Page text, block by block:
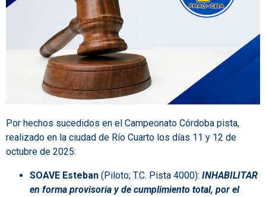
Por hechos sucedidos en el Campeonato Córdoba pista,
realizado en la ciudad de Río Cuarto los días 11 y 12 de
octubre de 2025:
SOAVE Esteban (Piloto; T.C. Pista 4000): INHABILITAR
en forma provisoria y de cumplimiento total, por el